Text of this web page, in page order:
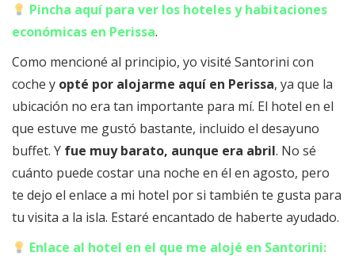
Pincha aquí para ver los hoteles y habitaciones
económicas en Perissa.
Como mencioné al principio, yo visité Santorini con
coche y opté por alojarme aquí en Perissa, ya que la
ubicación no era tan importante para mí. El hotel en el
que estuve me gustó bastante, incluido el desayuno
buffet. Y fue muy barato, aunque era abril. No sé
cuánto puede costar una noche en él en agosto, pero
te dejo el enlace a mi hotel por si también te gusta para
tu visita a la isla. Estaré encantado de haberte ayudado.
Enlace al hotel en el que me alojé en Santorini: